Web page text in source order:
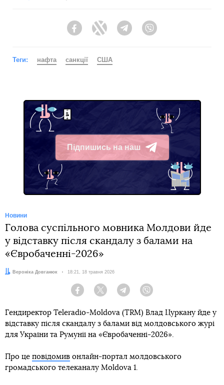
FacebookTwitter Telegram
Теги: нафта санкції США
Підпишись на наш
Telegram
Новини
Голова суспільного мовника Молдови йде
у відставку після скандалу з балами на
«Євробаченні-2026»
Автор:Вероніка Довганюк Дата:
18:21, 18 травня 2026
Facebook Twitter Telegram
Гендиректор Teleradio-Moldova (TRM) Влад Цуркану йде у
відставку після скандалу з балами від молдовського журі
для України та Румунії на «Євробаченні-2026».
Про це повідомив онлайн-портал молдовського
громадського телеканалу Мoldova 1.